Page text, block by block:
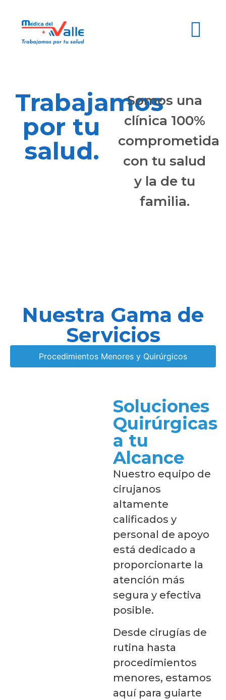
Trabajamos
por tu
salud.
Somos una
clínica 100%
comprometida
con tu salud
y la de tu
familia.
Nuestra Gama de
Servicios
Procedimientos Menores y Quirúrgicos
Soluciones
Quirúrgicas
a tu
Alcance
Nuestro equipo de
cirujanos
altamente
calificados y
personal de apoyo
está dedicado a
proporcionarte la
atención más
segura y efectiva
posible.
Desde cirugías de
rutina hasta
procedimientos
menores, estamos
aquí para guiarte